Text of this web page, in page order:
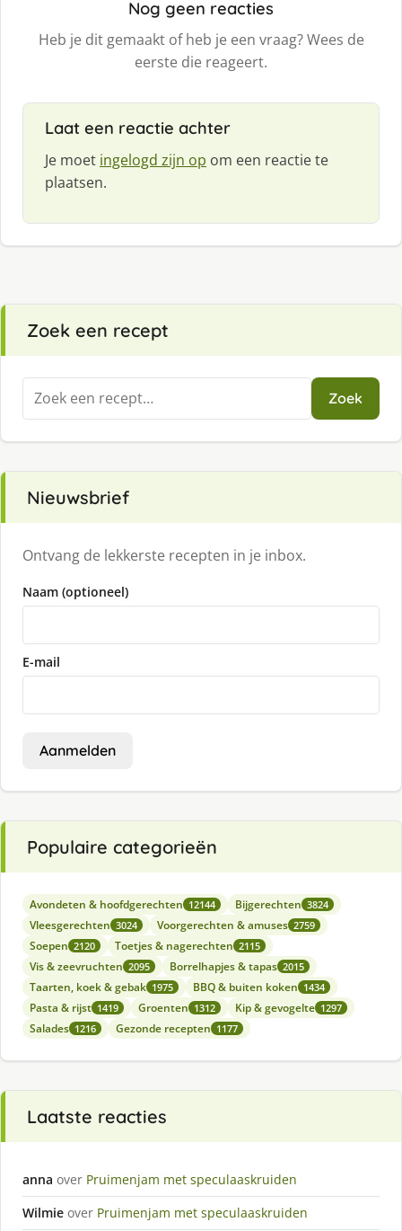
Nog geen reacties
Heb je dit gemaakt of heb je een vraag? Wees de
eerste die reageert.
Laat een reactie achter
Je moet ingelogd zijn op om een reactie te
plaatsen.
Zoek een recept
Zoeken
naar:
Zoek
Nieuwsbrief
Ontvang de lekkerste recepten in je inbox.
Naam (optioneel)
E-mail
Aanmelden
Populaire categorieën
Avondeten & hoofdgerechten 12144 Bijgerechten 3824
Vleesgerechten 3024 Voorgerechten & amuses 2759
Soepen 2120 Toetjes & nagerechten 2115
Vis & zeevruchten 2095 Borrelhapjes & tapas 2015
Taarten, koek & gebak 1975 BBQ & buiten koken 1434
Pasta & rijst 1419 Groenten 1312 Kip & gevogelte 1297
Salades 1216 Gezonde recepten 1177
Laatste reacties
anna over Pruimenjam met speculaaskruiden
Wilmie over Pruimenjam met speculaaskruiden